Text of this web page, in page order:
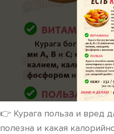
👉 Курага польза и вред
полезна и какая